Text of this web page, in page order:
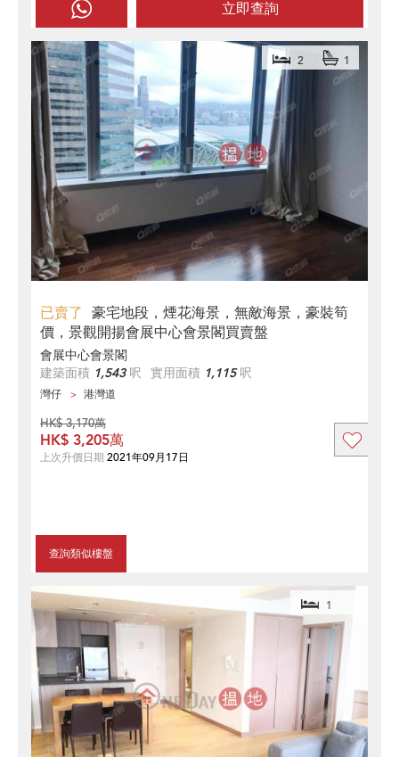
立即查詢
已賣了 豪宅地段，煙花海景，無敵海景，豪裝筍
價，景觀開揚會展中心會景閣買賣盤
2 1
會展中心會景閣
建築面積 1,543呎 實用面積 1,115呎
灣仔 港灣道
查詢類似樓盤
HK$ 3,170萬
HK$ 3,205萬
上次升價日期 2021年09月17日
1